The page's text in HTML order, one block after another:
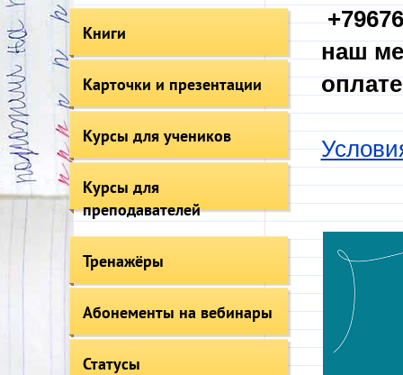
Книги
Карточки и презентации
Курсы для учеников
Курсы для
преподавателей
Тренажёры
Абонементы на вебинары
Статусы
наш